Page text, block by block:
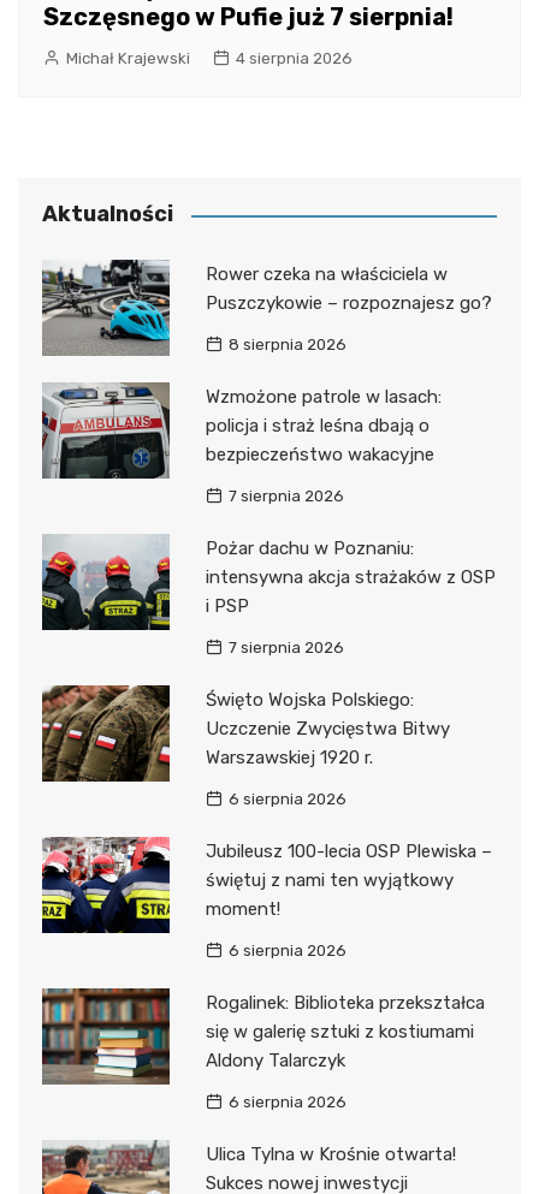
Szczęsnego w Pufie już 7 sierpnia!
Michał Krajewski 4 sierpnia 2026
Aktualności
Rower czeka na właściciela w
Puszczykowie – rozpoznajesz go?
8 sierpnia 2026
Wzmożone patrole w lasach:
policja i straż leśna dbają o
bezpieczeństwo wakacyjne
7 sierpnia 2026
Pożar dachu w Poznaniu:
intensywna akcja strażaków z OSP
i PSP
7 sierpnia 2026
Święto Wojska Polskiego:
Uczczenie Zwycięstwa Bitwy
Warszawskiej 1920 r.
6 sierpnia 2026
Jubileusz 100-lecia OSP Plewiska –
świętuj z nami ten wyjątkowy
moment!
6 sierpnia 2026
Rogalinek: Biblioteka przekształca
się w galerię sztuki z kostiumami
Aldony Talarczyk
6 sierpnia 2026
Ulica Tylna w Krośnie otwarta!
Sukces nowej inwestycji